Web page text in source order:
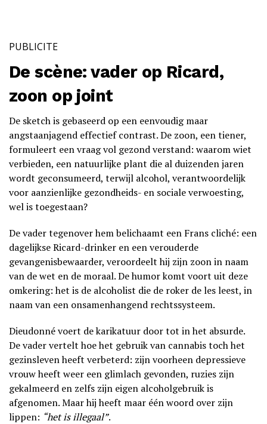
PUBLICITE
De scène: vader op Ricard,
zoon op joint
De sketch is gebaseerd op een eenvoudig maar
angstaanjagend effectief contrast. De zoon, een tiener,
formuleert een vraag vol gezond verstand: waarom wiet
verbieden, een natuurlijke plant die al duizenden jaren
wordt geconsumeerd, terwijl alcohol, verantwoordelijk
voor aanzienlijke gezondheids- en sociale verwoesting,
wel is toegestaan?
De vader tegenover hem belichaamt een Frans cliché: een
dagelijkse Ricard-drinker en een verouderde
gevangenisbewaarder, veroordeelt hij zijn zoon in naam
van de wet en de moraal. De humor komt voort uit deze
omkering: het is de alcoholist die de roker de les leest, in
naam van een onsamenhangend rechtssysteem.
Dieudonné voert de karikatuur door tot in het absurde.
De vader vertelt hoe het gebruik van cannabis toch het
gezinsleven heeft verbeterd: zijn voorheen depressieve
vrouw heeft weer een glimlach gevonden, ruzies zijn
gekalmeerd en zelfs zijn eigen alcoholgebruik is
afgenomen. Maar hij heeft maar één woord over zijn
lippen: “het is illegaal”.